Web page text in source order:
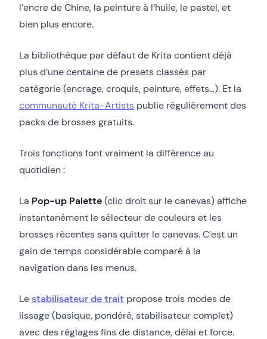
l’encre de Chine, la peinture à l’huile, le pastel, et
bien plus encore.
La bibliothèque par défaut de Krita contient déjà
plus d’une centaine de presets classés par
catégorie (encrage, croquis, peinture, effets…). Et la
communauté Krita-Artists publie régulièrement des
packs de brosses gratuits.
Trois fonctions font vraiment la différence au
quotidien :
La Pop-up Palette(clic droit sur le canevas) affiche
instantanément le sélecteur de couleurs et les
brosses récentes sans quitter le canevas. C’est un
gain de temps considérable comparé à la
navigation dans les menus.
Lestabilisateur de trait propose trois modes de
lissage (basique, pondéré, stabilisateur complet)
avec des réglages fins de distance, délai et force.